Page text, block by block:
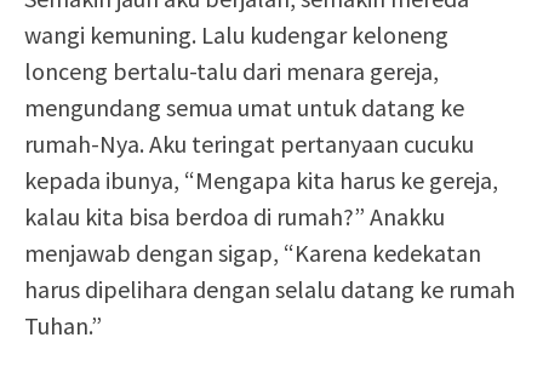
wangi kemuning. Lalu kudengar keloneng
lonceng bertalu-talu dari menara gereja,
mengundang semua umat untuk datang ke
rumah-Nya. Aku teringat pertanyaan cucuku
kepada ibunya, “Mengapa kita harus ke gereja,
kalau kita bisa berdoa di rumah?” Anakku
menjawab dengan sigap, “Karena kedekatan
harus dipelihara dengan selalu datang ke rumah
Tuhan.”